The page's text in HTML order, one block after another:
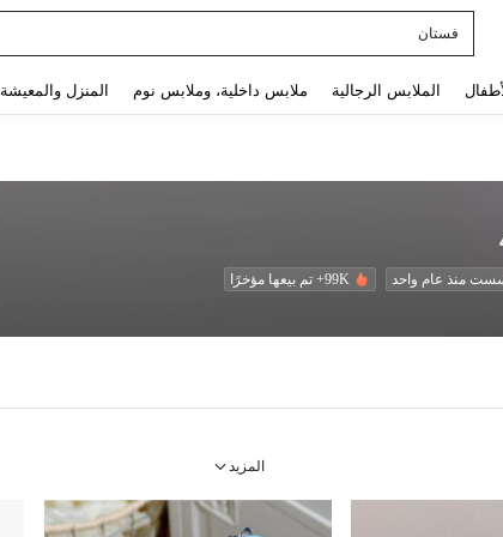
Squishy
الملابس الرجالية ملابس داخلية، وملابس نوم المنزل والمعيشة
منذ عام واحد 99K+ تم بيعها مؤخرًا
المزيد